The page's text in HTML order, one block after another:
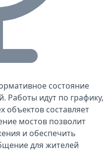
состояние
Работы идут по графику,
объектов составляет
мостов позволит
и обеспечить
для жителей